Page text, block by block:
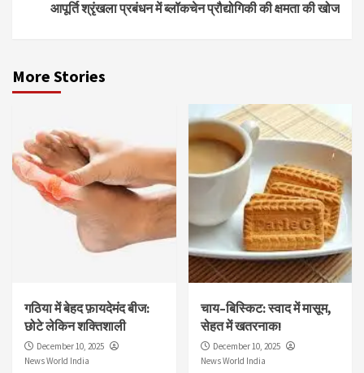
आपूर्ति श्रृंखला प्रबंधन में ब्लॉकचेन प्रौद्योगिकी की क्षमता की खोज
More Stories
गठिया में बेहद फ़ायदेमंद बीज:
छोटे लेकिन शक्तिशाली
December 10, 2025
News World India
चाय–बिस्किट: स्वाद में मासूम,
सेहत में खतरनाक!
December 10, 2025
News World India